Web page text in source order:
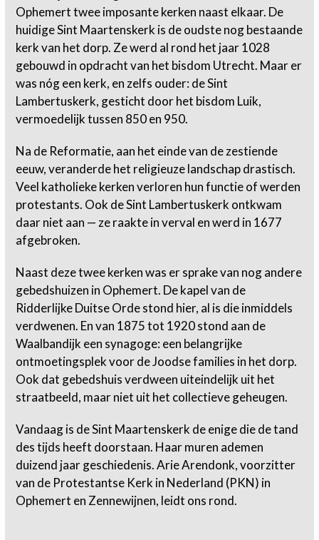
Ophemert twee imposante kerken naast elkaar. De
huidige Sint Maartenskerk is de oudste nog bestaande
kerk van het dorp. Ze werd al rond het jaar 1028
gebouwd in opdracht van het bisdom Utrecht. Maar er
was nóg een kerk, en zelfs ouder: de Sint
Lambertuskerk, gesticht door het bisdom Luik,
vermoedelijk tussen 850 en 950.
Na de Reformatie, aan het einde van de zestiende
eeuw, veranderde het religieuze landschap drastisch.
Veel katholieke kerken verloren hun functie of werden
protestants. Ook de Sint Lambertuskerk ontkwam
daar niet aan — ze raakte in verval en werd in 1677
afgebroken.
Naast deze twee kerken was er sprake van nog andere
gebedshuizen in Ophemert. De kapel van de
Ridderlijke Duitse Orde stond hier, al is die inmiddels
verdwenen. En van 1875 tot 1920 stond aan de
Waalbandijk een synagoge: een belangrijke
ontmoetingsplek voor de Joodse families in het dorp.
Ook dat gebedshuis verdween uiteindelijk uit het
straatbeeld, maar niet uit het collectieve geheugen.
Vandaag is de Sint Maartenskerk de enige die de tand
des tijds heeft doorstaan. Haar muren ademen
duizend jaar geschiedenis. Arie Arendonk, voorzitter
van de Protestantse Kerk in Nederland (PKN) in
Ophemert en Zennewijnen, leidt ons rond.